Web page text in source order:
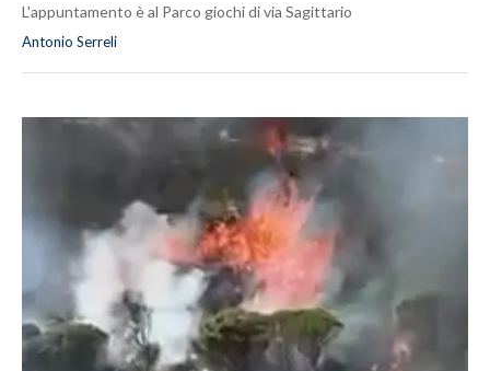
L'appuntamento è al Parco giochi di via Sagittario
Antonio Serreli